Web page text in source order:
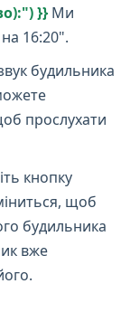
}} Ми
16:20".
будильника
прослухати
кнопку
щоб
будильника
вже